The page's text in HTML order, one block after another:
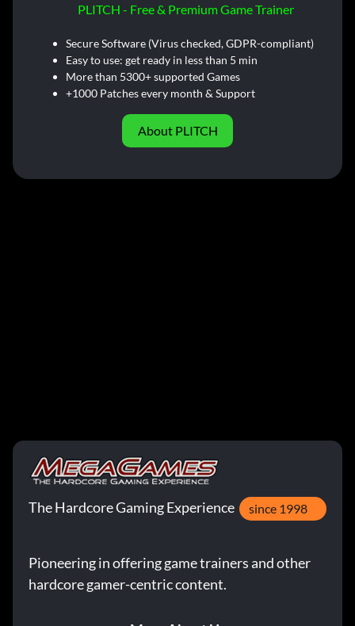
PLITCH - Free & Premium Game Trainer
Secure Software (Virus checked, GDPR-compliant)
Easy to use: get ready in less than 5 min
More than 5300+ supported Games
+1000 Patches every month & Support
About PLITCH
The Hardcore Gaming Experience since 1998
Pioneering in offering game trainers and other
hardcore gamer-centric content.